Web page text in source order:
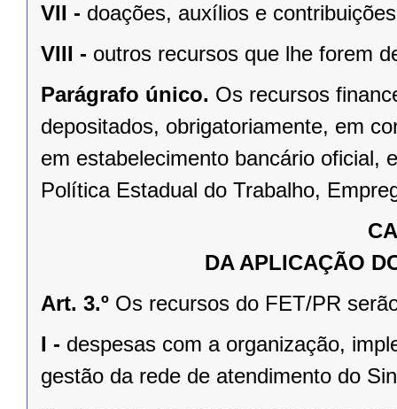
VII - doações, auxílios e
VIII - outros recursos que lhe forem
Parágrafo único. Os recursos
depositados, obrigatoriamente, em
em estabelecimento bancário oficial,
Política Estadual do Trabalho,
DA APLICAÇÃO
Art. 3.º Os recursos do FET/PR
I - despesas com a organização,
gestão da rede de atendimento do